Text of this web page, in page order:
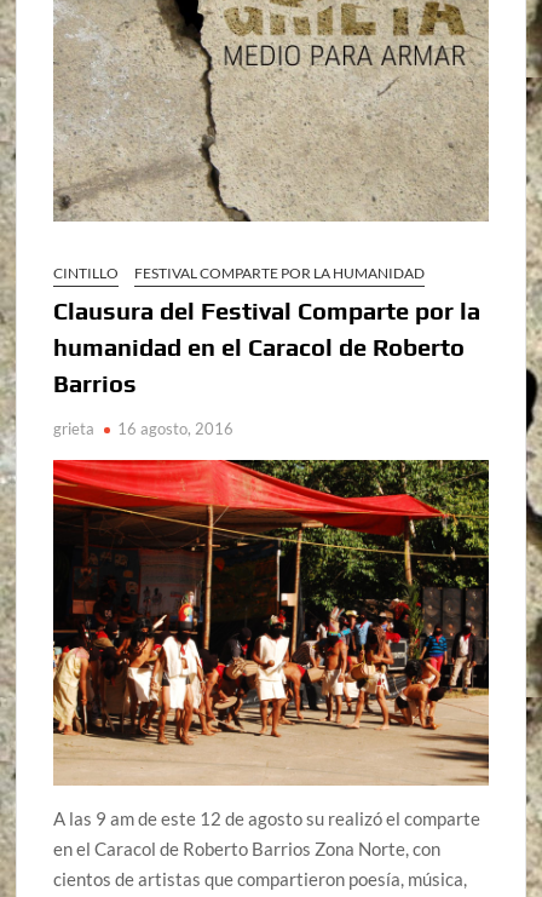
CINTILLO FESTIVAL COMPARTE POR LA HUMANIDAD
Clausura del Festival Comparte por la
humanidad en el Caracol de Roberto
Barrios
grieta 16 agosto, 2016
A las 9 am de este 12 de agosto su realizó el comparte
en el Caracol de Roberto Barrios Zona Norte, con
cientos de artistas que compartieron poesía, música,